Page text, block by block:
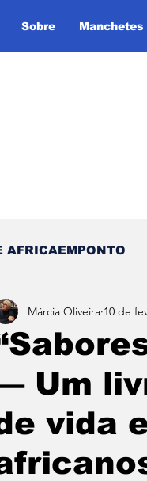
Sobre Manchetes
AFRICAEMPONTO
do Tempo - (Blog)
Um
vida
Márcia Oliveira 10 de